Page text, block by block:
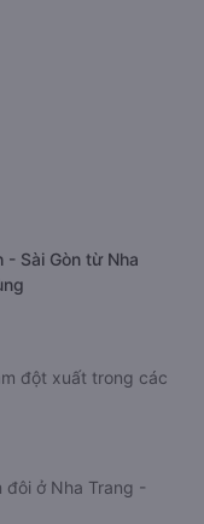
- Sài Gòn từ Nha
đột xuất trong các
đôi ở Nha Trang -